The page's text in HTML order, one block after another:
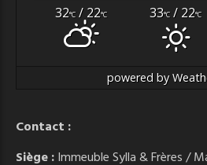
32°C / 22°C 33°C / 22°C
powered by
Contact :
Siège :Immeuble Sylla & Frères /